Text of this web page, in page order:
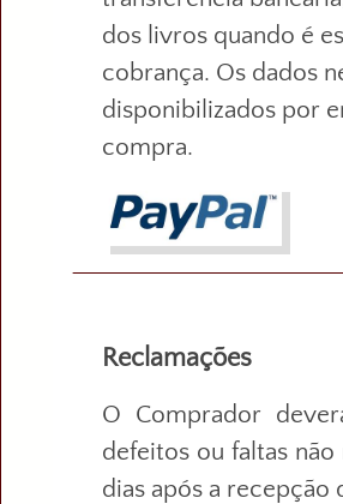
dos livros quando é
cobrança. Os dados
disponibilizados por
compra.
Reclamações
O Comprador
defeitos ou faltas
dias após a recepção